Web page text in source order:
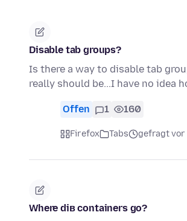
Disable tab groups?
Is there a way to disable tab
really should be...I have no idea
Offen 1 160
Firefox Tabs gefragt vor
Where diв containers go?